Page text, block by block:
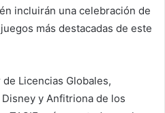
incluirán una celebración de
más destacadas de este
Licencias Globales,
y Anfitriona de los